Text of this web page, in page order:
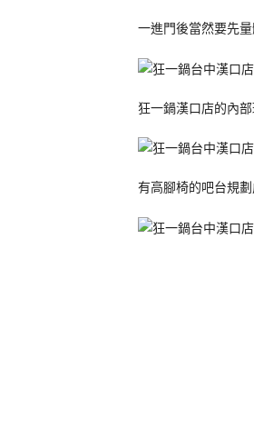
一進門後當然要先
狂一鍋漢口店的內
有高腳椅的吧台規